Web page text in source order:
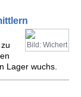
Bild: Wichert
Lager wuchs.